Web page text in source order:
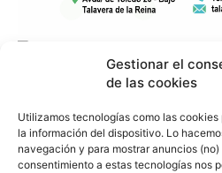
Gestionar el
de las cookies
Utilizamos tecnologías como las
la información del dispositivo. Lo
navegación y para mostrar anuncios (no)
consentimiento a estas tecnologías nos